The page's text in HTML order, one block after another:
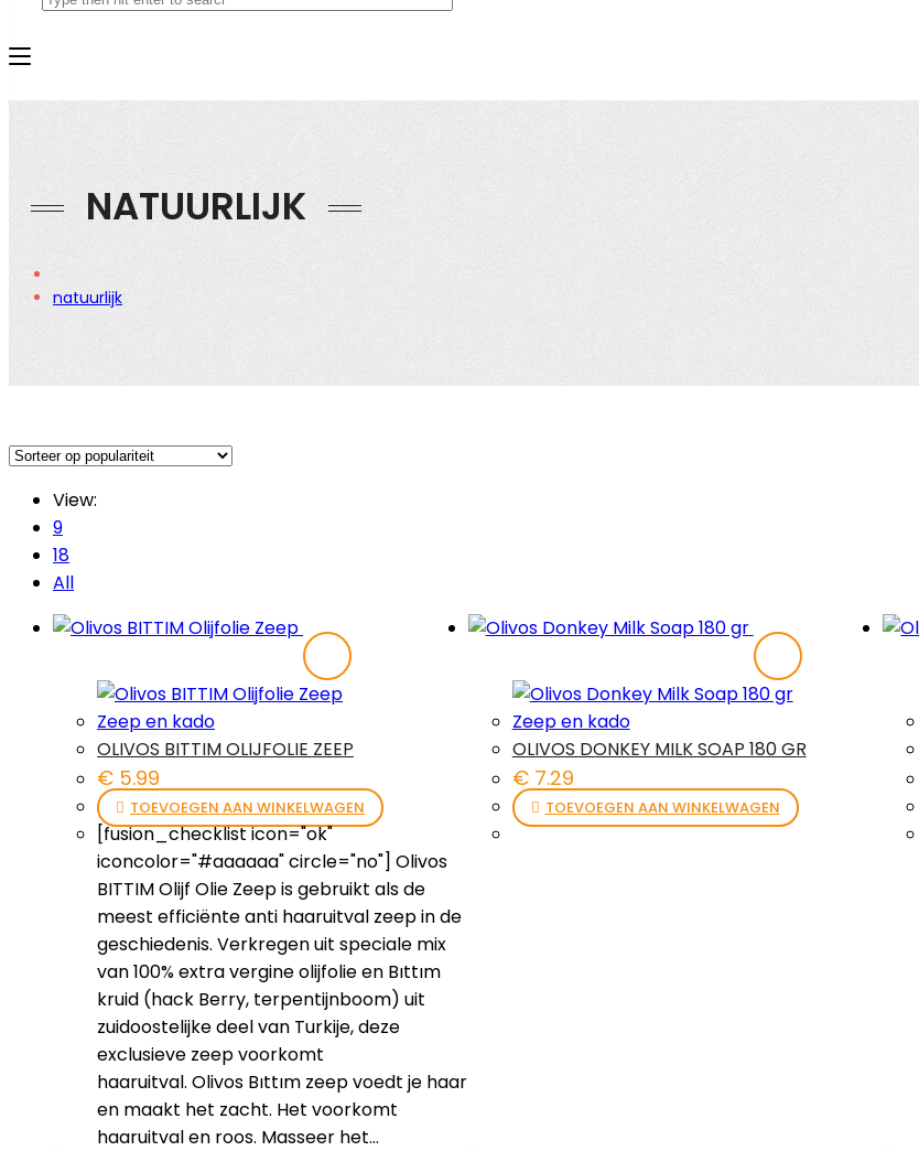
NATUURLIJK
natuurlijk
View:
9
18
All
Zeep en kado
OLIVOS BITTIM OLIJFOLIE ZEEP
€ 5.99
TOEVOEGEN AAN WINKELWAGEN
[fusion_checklist icon="ok"
iconcolor="#aaaaaa" circle="no"] Olivos
BITTIM Olijf Olie Zeep is gebruikt als de
meest efficiënte anti haaruitval zeep in de
geschiedenis. Verkregen uit speciale mix
van 100% extra vergine olijfolie en Bıttım
kruid (hack Berry, terpentijnboom) uit
zuidoostelijke deel van Turkije, deze
exclusieve zeep voorkomt
haaruitval. Olivos Bıttım zeep voedt je haar
en maakt het zacht. Het voorkomt
haaruitval en roos. Masseer het…
Zeep en kado
OLIVOS DONKEY MILK SOAP 180 GR
€7.29
TOEVOEGEN AAN WINKELWAGEN